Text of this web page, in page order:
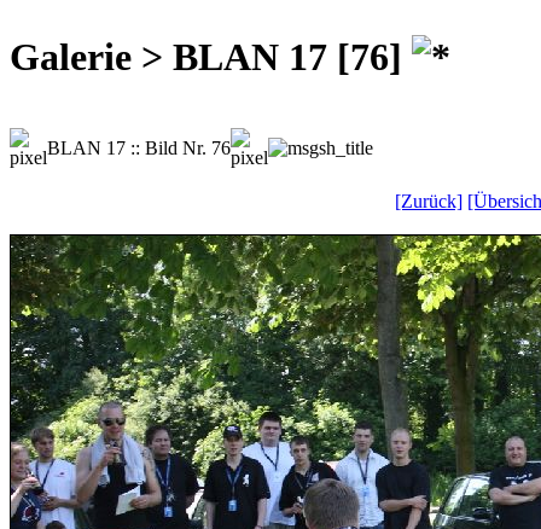
Galerie > BLAN 17 [76]
BLAN 17 :: Bild Nr. 76
[Zurück]